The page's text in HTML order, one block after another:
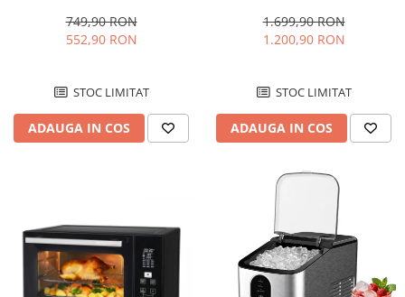
92L, Iluminare interioara,H 83
cm, Alb
749,90 RON
552,90 RON
STOC LIMITAT
ADAUGA IN COS
reglabil, Iluminare LED, H 104
cm, Negru
1.699,90 RON
1.200,90 RON
STOC LIMITAT
ADAUGA IN COS